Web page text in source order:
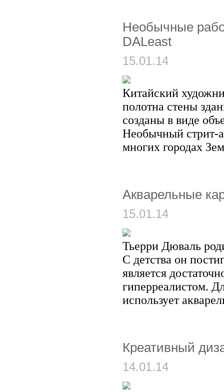
Необычные
DALeast
15.01.14
Китайский
полотна стены
созданы в виде
Необычный стрит-
многих городах
Акварельные
15.01.14
Тьерри Дюваль
С детства он
является
гиперреалистом.
использует
Креативный
14.01.14